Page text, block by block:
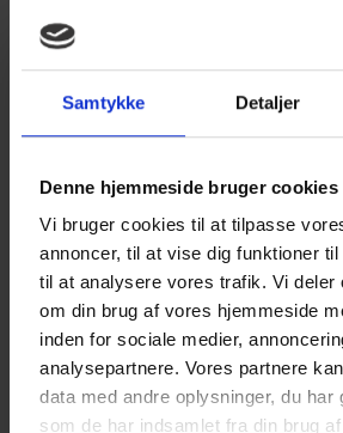
Samtykke Detaljer
Denne hjemmeside bruger cookies
Vi bruger cookies til at tilpasse
annoncer, til at vise dig funktioner
til at analysere vores trafik. Vi deler
om din brug af vores hjemmeside
inden for sociale medier,
analysepartnere. Vores partnere
data med andre oplysninger, du har
som de har indsamlet fra din brug
Centrale lejligheder til leje
De moderne boliger opføres i
og planløsninger fordelt på ét til
Samtlige lejligheder har et
lyse og moderne
har alle rum gulvvarme og et
ventilationsanlæg, hvilket sikrer
indeklima.
Nyopførte lejeboliger i
Boligerne i VEA Banebyen har
bynær placering tæt på det